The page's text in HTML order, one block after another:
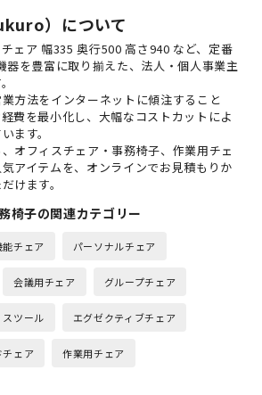
）について
ェア 幅335 奥行500 高さ940 など、定番
器を豊富に取り揃えた、法人・個人事業主
方法をインターネットに傾注すること
費を最小化し、大幅なコストカットによ
ます。
オフィスチェア・事務椅子、作業用チェ
アイテムを、オンラインでお見積もりか
けます。
椅子の関連カテゴリー
能チェア パーソナルチェア
会議用チェア グループチェア
スツール エグゼクティブチェア
チェア 作業用チェア